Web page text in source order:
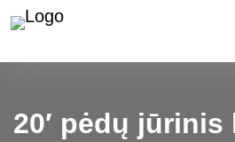
20′ pėdų